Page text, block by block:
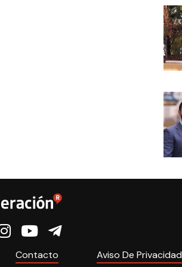
Contacto Aviso De Privacidad